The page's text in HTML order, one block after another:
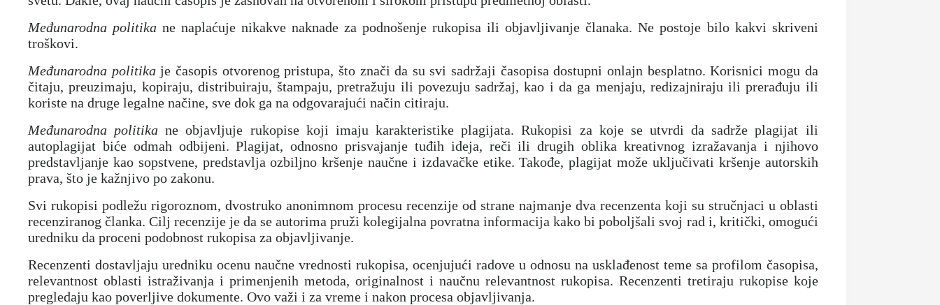
Međunarodna politika ne naplaćuje nikakve naknade za podnošenje rukopisa ili objavljivanje članaka. Ne postoje bilo kakvi skriveni
troškovi.
Međunarodna politikaje časopis otvorenog pristupa, što znači da su svi sadržaji časopisa dostupni onlajn besplatno. Korisnici mogu da
čitaju, preuzimaju, kopiraju, distribuiraju, štampaju, pretražuju ili povezuju sadržaj, kao i da ga menjaju, redizajniraju ili prerađuju ili
koriste na druge legalne načine, sve dok ga na odgovarajući način citiraju.
Međunarodna politika ne objavljuje rukopise koji imaju karakteristike plagijata. Rukopisi za koje se utvrdi da sadrže plagijat ili
autoplagijat biće odmah odbijeni. Plagijat, odnosno prisvajanje tuđih ideja, reči ili drugih oblika kreativnog izražavanja i njihovo
predstavljanje kao sopstvene, predstavlja ozbiljno kršenje naučne i izdavačke etike. Takođe, plagijat može uključivati kršenje autorskih
prava, što je kažnjivo po zakonu.
Svi rukopisi podležu rigoroznom, dvostruko anonimnom procesu recenzije od strane najmanje dva recenzenta koji su stručnjaci u oblasti
recenziranog članka. Cilj recenzije je da se autorima pruži kolegijalna povratna informacija kako bi poboljšali svoj rad i, kritički, omogući
uredniku da proceni podobnost rukopisa za objavljivanje.
Recenzenti dostavljaju uredniku ocenu naučne vrednosti rukopisa, ocenjujući radove u odnosu na usklađenost teme sa profilom časopisa,
relevantnost oblasti istraživanja i primenjenih metoda, originalnost i naučnu relevantnost rukopisa. Recenzenti tretiraju rukopise koje
pregledaju kao poverljive dokumente. Ovo važi i za vreme i nakon procesa objavljivanja.